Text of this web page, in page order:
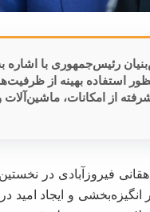
رئیس‌جمهوری با اشاره
استفاده بهینه از
از امکانات،
فیروزآبادی در
و ایجاد امید